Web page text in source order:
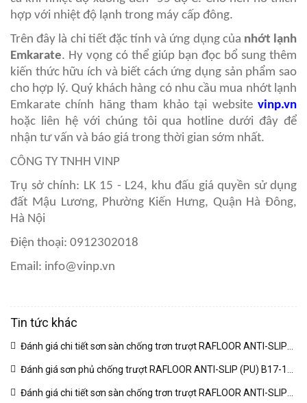
hợp với nhiệt độ lạnh trong máy cấp đông.
Trên đây là chi tiết đặc tính và ứng dụng của nhớt lạnh
Emkarate. Hy vọng có thể giúp bạn đọc bổ sung thêm
kiến thức hữu ích và biết cách ứng dụng sản phẩm sao
cho hợp lý. Quý khách hàng có nhu cầu mua nhớt lạnh
Emkarate chính hãng tham khảo tại website vinp.vn
hoặc liên hệ với chúng tôi qua hotline dưới đây để
nhận tư vấn và báo giá trong thời gian sớm nhất.
CÔNG TY TNHH VINP
Trụ sở chính: LK 15 - L24, khu đấu giá quyền sử dụng
đất Mậu Lương, Phường Kiến Hưng, Quận Hà Đông,
Hà Nội
Điện thoại: 0912302018
Email: info@vinp.vn
Tin tức khác
Đánh giá chi tiết sơn sàn chống trơn trượt RAFLOOR ANTI-SLIP
MIO B18 RAL | VINP (04/03/2026)
Đánh giá sơn phủ chống trượt RAFLOOR ANTI-SLIP (PU) B17-1
RAL chuyên sâu | VINP
(04/03/2026)
Đánh giá chi tiết sơn sàn chống trơn trượt RAFLOOR ANTI-SLIP